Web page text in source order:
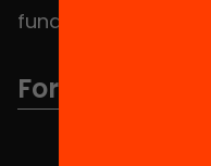
Formamos